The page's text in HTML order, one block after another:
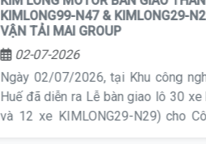
KIM LONG MOTOR BÀN GIAO
KIMLONG99-N47 & KIMLONG29-
VẬN TẢI MAI GROUP
02-07-2026
Ngày 02/07/2026, tại Khu công
Huế đã diễn ra Lễ bàn giao lô 30
và 12 xe KIMLONG29-N29) cho